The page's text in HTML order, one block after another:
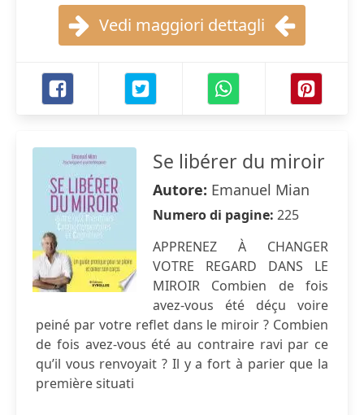
Vedi maggiori dettagli
Se libérer du miroir
Autore: Emanuel Mian
Numero di pagine: 225
APPRENEZ À CHANGER
VOTRE REGARD DANS LE
MIROIR Combien de fois
avez-vous été déçu voire
peiné par votre reflet dans le miroir ? Combien
de fois avez-vous été au contraire ravi par ce
qu’il vous renvoyait ? Il y a fort à parier que la
première situati